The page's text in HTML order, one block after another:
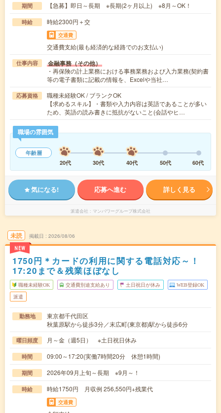
期間 【急募】即日～長期 ※長期(2ヶ月以上) ※8月～OK！
時給 時給2300円＋交
交通費
交通費支給(最も経済的な経路でのお支払い)
仕事内容 金融事務（その他）
・再保険の計上業務における事務業務および入力業務(契約書
等の電子書類に記載の情報を、Excelや当社…
応募資格
職種未経験OK / ブランクOK
【求めるスキル】・書類や入力内容は英語であることが多い
ため、英語の読み書きに抵抗がないこと(会話やヒ…
職場の雰囲気
年齢層
20代
30代 40代 50代 60代
気になる! 応募へ進む 詳しく見る
派遣会社 マンパワーグループ株式会社
未読
NEW
掲載日 2026/08/06
1750円＊カードの利用に関する電話対応～！
17:20まで＆残業ほぼなし
職種未経験OK 交通費別途支給あり 土日祝日が休み WEB登録OK
派遣
勤務地
東京都千代田区
秋葉原駅から徒歩3分／末広町(東京都)駅から徒歩6分
曜日頻度 月～金（週5日） ※土日祝日休み
時間 09:00～17:20(実働7時間20分 休憩1時間)
期間 2026年09月上旬～長期 ※9月～！
時給 時給1750円 月収例 256,550円+残業代
交通費